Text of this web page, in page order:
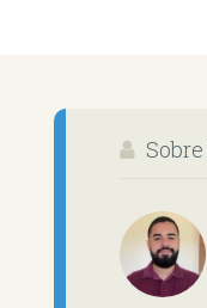
Sobre